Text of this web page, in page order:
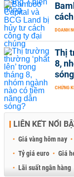
DOANH
Thị
8,
CHỨNG
LIÊN KẾT NỔI
Giá vàng hôm nay
Tỷ giá euro
Giá
Lãi suất ngân hàng